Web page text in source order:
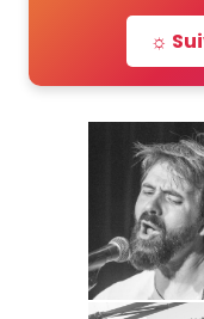
☼